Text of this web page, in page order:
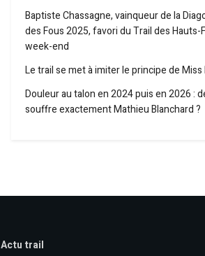
Baptiste Chassagne, vainqueur de la
des Fous 2025, favori du Trail des Hauts-
week-end
Le trail se met à imiter le principe de Miss
Douleur au talon en 2024 puis en 2026 :
souffre exactement Mathieu Blanchard ?
Actu trail